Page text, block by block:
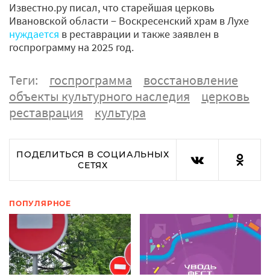
Известно.ру писал, что старейшая церковь
Ивановской области − Воскресенский храм в Лухе
нуждается в реставрации и также заявлен в
госпрограмму на 2025 год.
Теги: госпрограмма
восстановление
объекты культурного наследия
церковь
реставрация
культура
ПОДЕЛИТЬСЯ В СОЦИАЛЬНЫХ
СЕТЯХ
ПОПУЛЯРНОЕ